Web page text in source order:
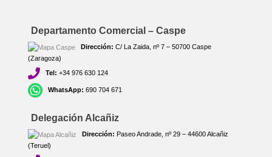
Departamento Comercial – Caspe
Dirección: C/ La Zaida, nº 7 – 50700 Caspe
(Zaragoza)
Tel: +34 976 630 124
WhatsApp: 690 704 671
Delegación Alcañiz
Dirección: Paseo Andrade, nº 29 – 44600 Alcañiz
(Teruel)